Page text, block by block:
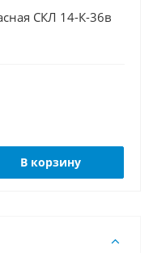
СКЛ 14-К-36в
В корзину